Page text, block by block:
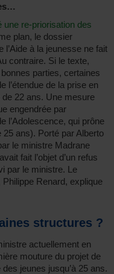
une re-priorisation des
plan, le dossier
à la jeunesse ne fait
contraire. Si le texte,
parties, certaines
l’étendue de la prise en
de 22 ans. Une mesure
engendrée par
l’Adolescence, qui prône
ans). Porté par Alberto
le ministre Madrane
fait l’objet d’un refus
par le ministre. Le
Renard, explique
structures ?
actuellement en
mouture du projet de
jeunes jusqu’à 25 ans.